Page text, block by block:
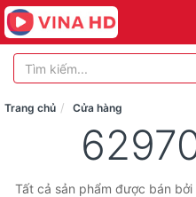
Trang chủ Cửa hàng
Tất cả sản phẩm được bán